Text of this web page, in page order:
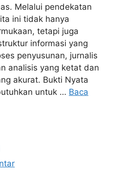
Melalui pendekatan
ini tidak hanya
tetapi juga
informasi yang
penyusunan, jurnalis
analisis yang ketat dan
akurat. Bukti Nyata
untuk … Baca